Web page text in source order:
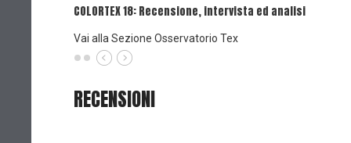
COLORTEX 18: Recensione, intervista ed analisi
Vai alla Sezione Osservatorio Tex
RECENSIONI